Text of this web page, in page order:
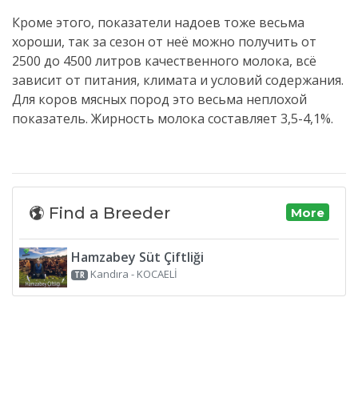
Кроме этого, показатели надоев тоже весьма
хороши, так за сезон от неё можно получить от
2500 до 4500 литров качественного молока, всё
зависит от питания, климата и условий содержания.
Для коров мясных пород это весьма неплохой
показатель. Жирность молока составляет 3,5-4,1%.
Find a Breeder More
Hamzabey Süt Çiftliği
TR Kandıra - KOCAELİ